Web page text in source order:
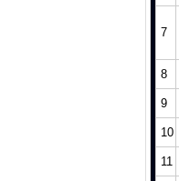
7
8
9
10
11